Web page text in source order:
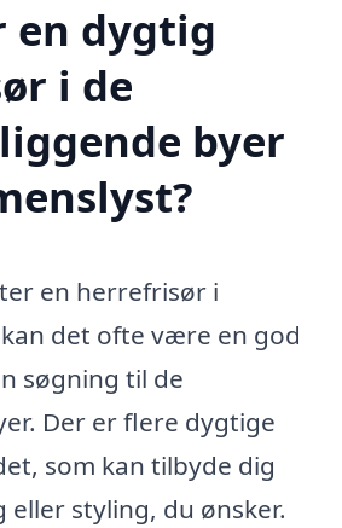
en dygtig
i de
byer
en herrefrisør i
det ofte være en god
søgning til de
Der er flere dygtige
som kan tilbyde dig
styling, du ønsker.